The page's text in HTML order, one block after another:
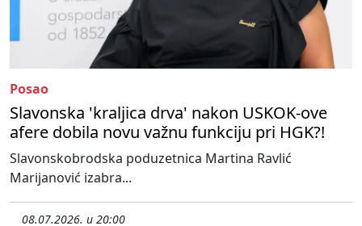
Posao
Slavonska 'kraljica drva' nakon USKOK-ove
afere dobila novu važnu funkciju pri HGK?!
Slavonskobrodska poduzetnica Martina Ravlić
Marijanović izabra...
08.07.2026. u 20:00